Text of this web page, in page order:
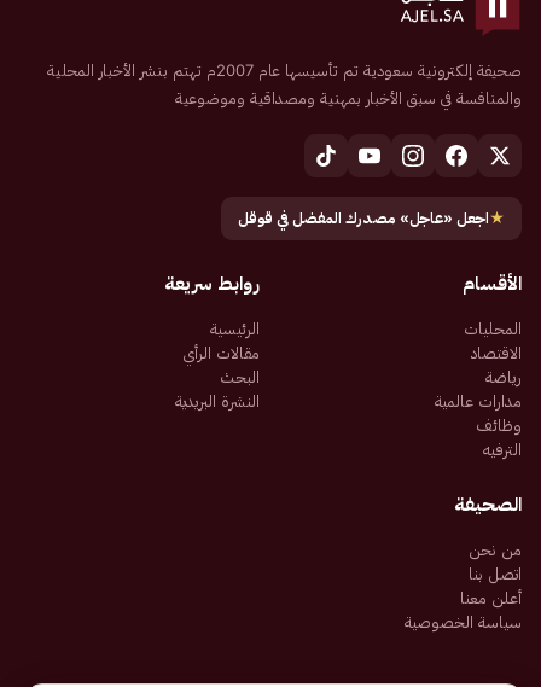
صحيفة إلكترونية سعودية تم تأسيسها عام 2007م تهتم بنشر الأخبار المحلية
والمنافسة في سبق الأخبار بمهنية ومصداقية وموضوعية
★اجعل «عاجل» مصدرك المفضل في قوقل
الأقسام
المحليات
الاقتصاد
رياضة
مدارات عالمية
وظائف
الترفيه
روابط سريعة
الرئيسية
مقالات الرأي
البحث
النشرة البريدية
الصحيفة
من نحن
اتصل بنا
أعلن معنا
سياسة الخصوصية